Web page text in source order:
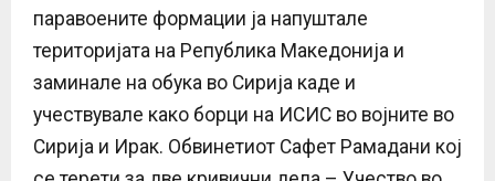
паравоените формации ја напуштале
територијата на Република Македонија и
заминале на обука во Сирија каде и
учествувале како борци на ИСИС во војните во
Сирија и Ирак. Обвинетиот Сафет Рамадани кој